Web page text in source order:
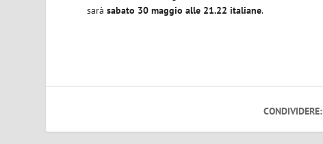
saràsabato 30 maggio alle 21.22 italiane.
CONDIVIDERE: